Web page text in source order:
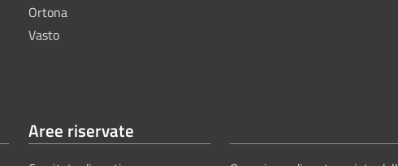
Ortona
Vasto
Aree riservate